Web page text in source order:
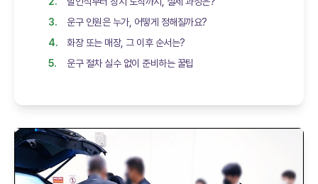
운구 인원은 누가, 어떻게 정해질까요?
화장 또는 매장, 그 이후 순서는?
운구 절차 실수 없이 준비하는 꿀팁